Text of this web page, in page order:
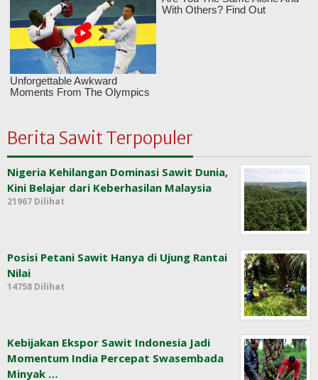
Berita Sawit Terpopuler
Nigeria Kehilangan Dominasi Sawit Dunia,
Kini Belajar dari Keberhasilan Malaysia
21967 Dilihat
Posisi Petani Sawit Hanya di Ujung Rantai
Nilai
14758 Dilihat
Kebijakan Ekspor Sawit Indonesia Jadi
Momentum India Percepat Swasembada
Minyak …